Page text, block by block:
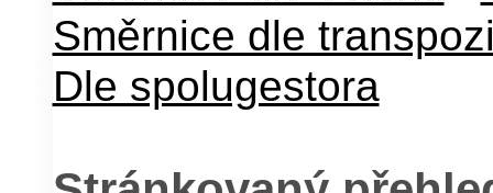
Směrnice dle
Dle spolugestora